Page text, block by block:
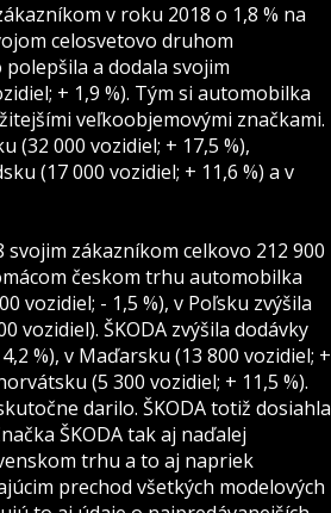
v roku 2018 o 1,8 % na
celosvetovo druhom
a dodala svojim
+ 1,9 %). Tým si automobilka
veľkoobjemovými značkami.
(32 000 vozidiel; + 17,5 %),
(17 000 vozidiel; + 11,6 %) a v
svojim zákazníkom celkovo 212 900
českom trhu automobilka
vozidiel; - 1,5 %), v Poľsku zvýšila
vozidiel). ŠKODA zvýšila dodávky
%), v Maďarsku (13 800 vozidiel; +
(5 300 vozidiel; + 11,5 %).
darilo. ŠKODA totiž dosiahla
ŠKODA tak aj naďalej
trhu a to aj napriek
prechod všetkých modelových